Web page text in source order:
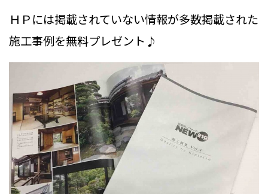
ＨＰには掲載されていない情報が多数掲載された
施工事例を無料プレゼント♪